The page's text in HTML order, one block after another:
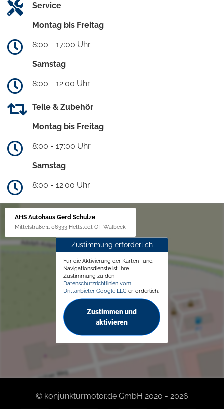
Service
Montag bis Freitag
8:00 - 17:00 Uhr
Samstag
8:00 - 12:00 Uhr
Teile & Zubehör
Montag bis Freitag
8:00 - 17:00 Uhr
Samstag
8:00 - 12:00 Uhr
AHS Autohaus Gerd Schulze
Mittelstraße 1, 06333 Hettstedt OT Walbeck
Zustimmung erforderlich
Für die Aktivierung der Karten- und
Navigationsdienste ist Ihre
Zustimmung zu den
Datenschutzrichtlinien vom
Drittanbieter Google LLC erforderlich.
Zustimmen und
aktivieren
© konjunkturmotor.de GmbH 2020 - 2026